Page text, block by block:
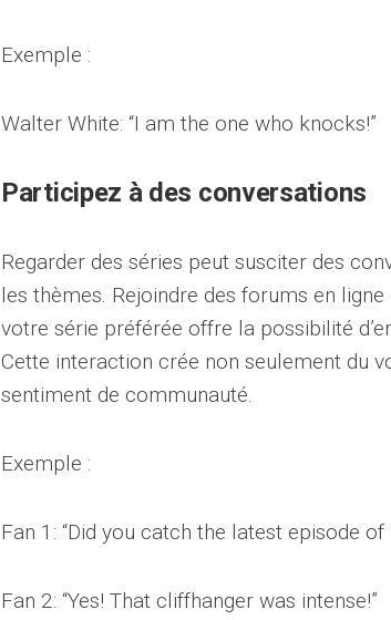
Exemple :
Walter White: “I am the one who knocks!”
Participez à des conversations
Regarder des séries peut susciter des
les thèmes. Rejoindre des forums en
votre série préférée offre la possibilité
Cette interaction crée non seulement du
sentiment de communauté.
Exemple :
Fan 1: “Did you catch the latest episode of
Fan 2: “Yes! That cliffhanger was intense!”